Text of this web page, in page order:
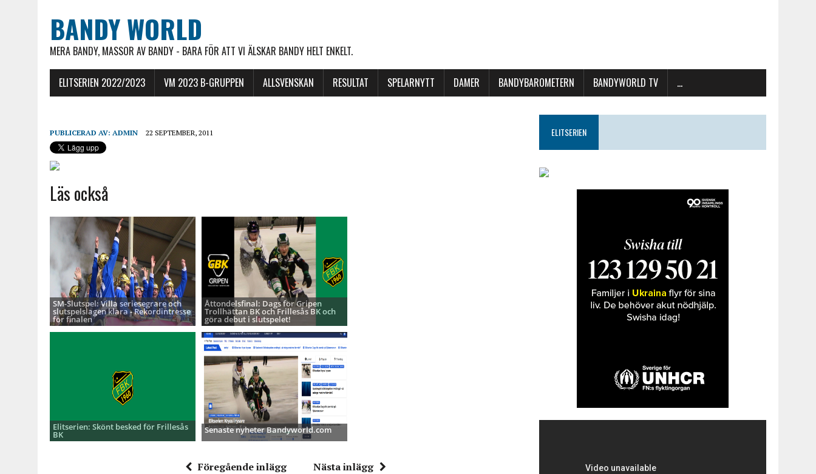
BANDY WORLD
MERA BANDY, MASSOR AV BANDY - BARA FÖR ATT VI ÄLSKAR BANDY HELT ENKELT.
ELITSERIEN 2022/2023 VM 2023 B-GRUPPEN ALLSVENSKAN RESULTAT SPELARNYTT DAMER BANDYBAROMETERN BANDYWORLD TV …
PUBLICERAD AV: ADMIN 22 SEPTEMBER, 2011
Läs också
SM-Slutspel: Villa seriesegrare och
slutspelslagen klara - Rekordintresse
för finalen
Åttondelsfinal: Dags för Gripen
Trollhättan BK och Frillesås BK och
göra debut i slutspelet!
Elitserien: Skönt besked för Frillesås
BK Senaste nyheter Bandyworld.com
Föregående inlägg Nästa inlägg
ELITSERIEN